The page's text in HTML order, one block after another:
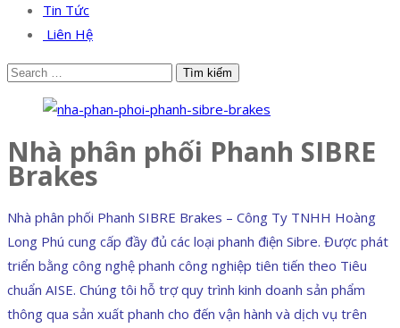
Tin Tức
Liên Hệ
Nhà phân phối Phanh SIBRE
Brakes
Nhà phân phối Phanh SIBRE Brakes – Công Ty TNHH Hoàng
Long Phú cung cấp đầy đủ các loại phanh điện Sibre. Được phát
triển bằng công nghệ phanh công nghiệp tiên tiến theo Tiêu
chuẩn AISE. Chúng tôi hỗ trợ quy trình kinh doanh sản phẩm
thông qua sản xuất phanh cho đến vận hành và dịch vụ trên